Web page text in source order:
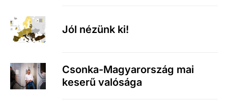
Jól nézünk ki!
Csonka-Magyarország mai
keserű valósága